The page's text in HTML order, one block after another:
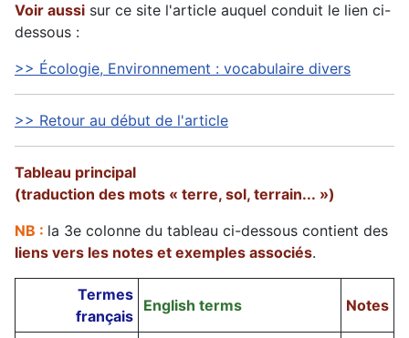
Voir aussi sur ce site l'article auquel conduit le lien ci-
dessous :
>> Écologie, Environnement : vocabulaire divers
>> Retour au début de l'article
Tableau principal
(traduction des mots « terre, sol, terrain... »)
NB : la 3e colonne du tableau ci-dessous contient des
liens vers les notes et exemples associés.
Termes
français
English terms Notes